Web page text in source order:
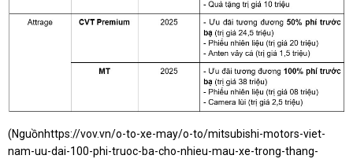
(Nguồnhttps://vov.vn/o-to-xe-may/o-to/mitsubishi-motors-viet-
nam-uu-dai-100-phi-truoc-ba-cho-nhieu-mau-xe-trong-thang-